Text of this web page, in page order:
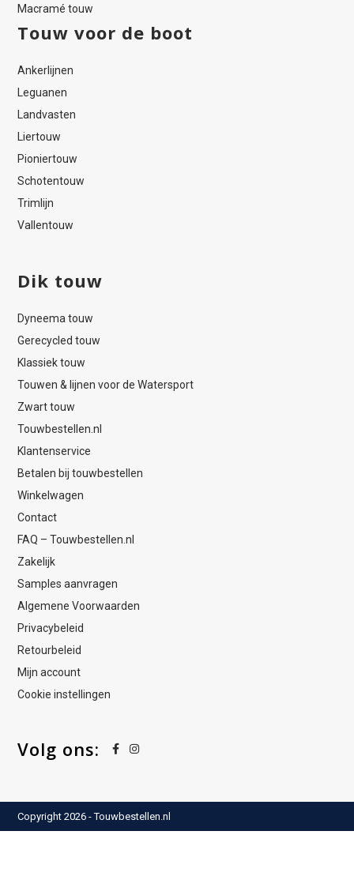
Macramé touw
Touw voor de boot
Ankerlijnen
Leguanen
Landvasten
Liertouw
Pioniertouw
Schotentouw
Trimlijn
Vallentouw
Dik touw
Dyneema touw
Gerecycled touw
Klassiek touw
Touwen & lijnen voor de Watersport
Zwart touw
Touwbestellen.nl
Klantenservice
Betalen bij touwbestellen
Winkelwagen
Contact
FAQ – Touwbestellen.nl
Zakelijk
Samples aanvragen
Algemene Voorwaarden
Privacybeleid
Retourbeleid
Mijn account
Cookie instellingen
Volg ons:
Copyright 2026 - Touwbestellen.nl